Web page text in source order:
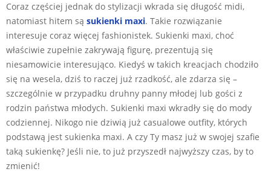
Coraz częściej jednak do stylizacji wkrada się długość midi,
natomiast hitem są sukienki maxi. Takie rozwiązanie
interesuje coraz więcej fashionistek. Sukienki maxi, choć
właściwie zupełnie zakrywają figurę, prezentują się
niesamowicie interesująco. Kiedyś w takich kreacjach chodziło
się na wesela, dziś to raczej już rzadkość, ale zdarza się –
szczególnie w przypadku druhny panny młodej lub gości z
rodzin państwa młodych. Sukienki maxi wkradły się do mody
codziennej. Nikogo nie dziwią już casualowe outfity, których
podstawą jest sukienka maxi. A czy Ty masz już w swojej szafie
taką sukienkę? Jeśli nie, to już przyszedł najwyższy czas, by to
zmienić!